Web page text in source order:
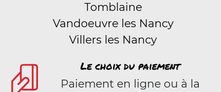
Tomblaine
Vandoeuvre les Nancy
Villers les Nancy
Le choix du paiement
Paiement en ligne ou à la